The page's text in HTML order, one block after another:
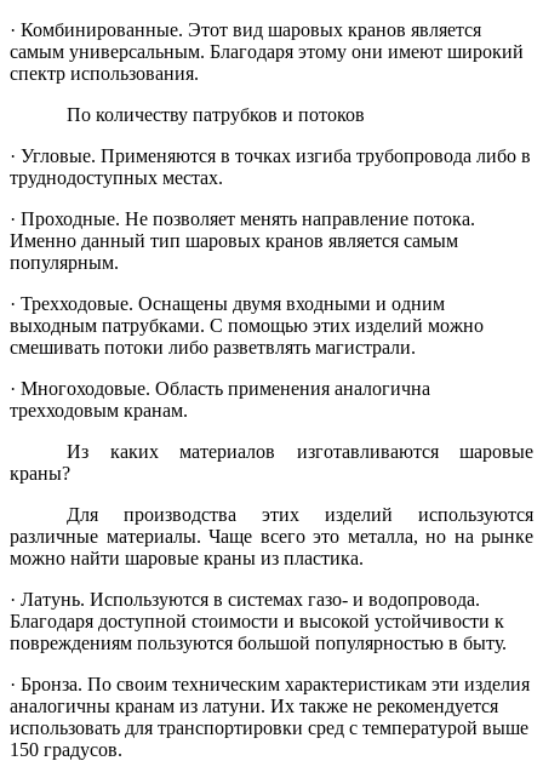
· Комбинированные. Этот вид шаровых кранов является
самым универсальным. Благодаря этому они имеют широкий
спектр использования.
По количеству патрубков и потоков
· Угловые. Применяются в точках изгиба трубопровода либо в
труднодоступных местах.
· Проходные. Не позволяет менять направление потока.
Именно данный тип шаровых кранов является самым
популярным.
· Трехходовые. Оснащены двумя входными и одним
выходным патрубками. С помощью этих изделий можно
смешивать потоки либо разветвлять магистрали.
· Многоходовые. Область применения аналогична
трехходовым кранам.
Из каких материалов изготавливаются шаровые
краны?
Для производства этих изделий используются
различные материалы. Чаще всего это металла, но на рынке
можно найти шаровые краны из пластика.
· Латунь. Используются в системах газо- и водопровода.
Благодаря доступной стоимости и высокой устойчивости к
повреждениям пользуются большой популярностью в быту.
· Бронза. По своим техническим характеристикам эти изделия
аналогичны кранам из латуни. Их также не рекомендуется
использовать для транспортировки сред с температурой выше
150 градусов.